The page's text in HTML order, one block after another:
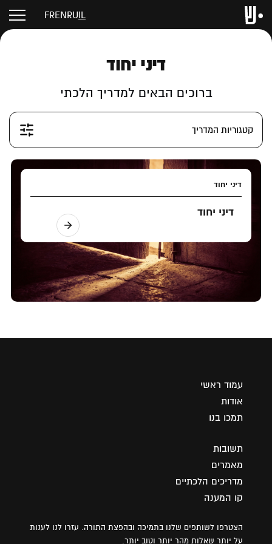
IL
RU
EN
FR
דיני יחוד
ברוכים הבאים למדריך הלכתי
קטגוריות המדריך
דיני יחוד
דיני יחוד
עמוד ראשי
אודות
תמכו בנו
תשובות
מאמרים
מדריכים הלכתיים
קו המענה
הצטרפו לשותפים שלנו בתמיכה ובהפצת התורה. עזרו לנו לענות
על יותר שאלות מהר יותר וטוב יותר.